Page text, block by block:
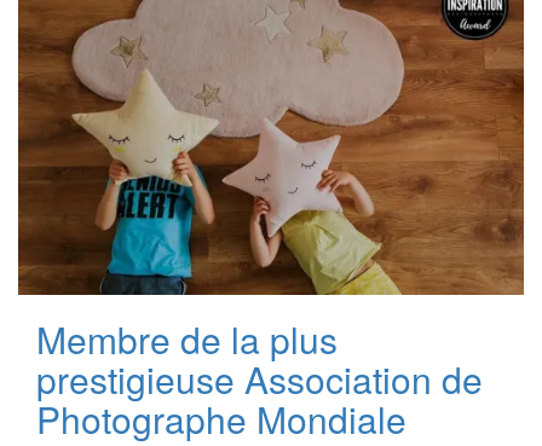
Membre de la plus
prestigieuse Association de
Photographe Mondiale